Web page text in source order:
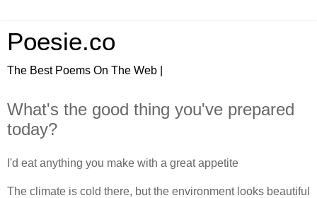
Poesie.co
The Best Poems On The Web |
What's the good thing you've prepared
today?
I'd eat anything you make with a great appetite
The climate is cold there, but the environment looks beautiful